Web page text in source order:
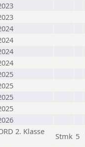
2. Klasse
Stmk 5